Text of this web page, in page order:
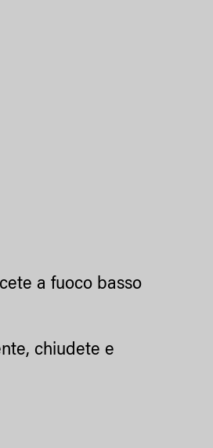
a fuoco basso
chiudete e